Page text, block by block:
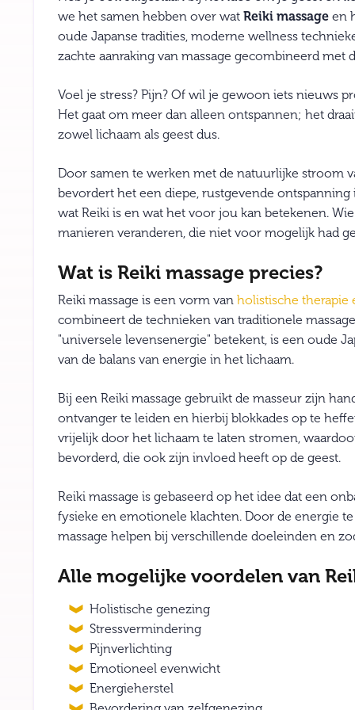
we het samen hebben over wat Reiki massage en
oude Japanse tradities, moderne wellness
zachte aanraking van massage gecombineerd met
Voel je stress? Pijn? Of wil je gewoon iets nieuws
Het gaat om meer dan alleen ontspannen; het
zowel lichaam als geest dus.
Door samen te werken met de natuurlijke stroom
bevordert het een diepe, rustgevende
wat Reiki is en wat het voor jou kan betekenen.
manieren veranderen, die niet voor mogelijk had
Wat is Reiki massage precies?
Reiki massage is een vorm van holistische therapie
combineert de technieken van traditionele
"universele levensenergie" betekent, is een oude
van de balans van energie in het lichaam.
Bij een Reiki massage gebruikt de masseur zijn
ontvanger te leiden en hierbij blokkades op te
vrijelijk door het lichaam te laten stromen,
bevorderd, die ook zijn invloed heeft op de geest.
Reiki massage is gebaseerd op het idee dat een
fysieke en emotionele klachten. Door de energie
massage helpen bij verschillende doeleinden en
Alle mogelijke voordelen van
Holistische genezing
Stressvermindering
Pijnverlichting
Emotioneel evenwicht
Energieherstel